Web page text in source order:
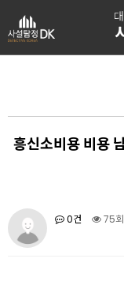
흥신소비용 비용
0건 75회